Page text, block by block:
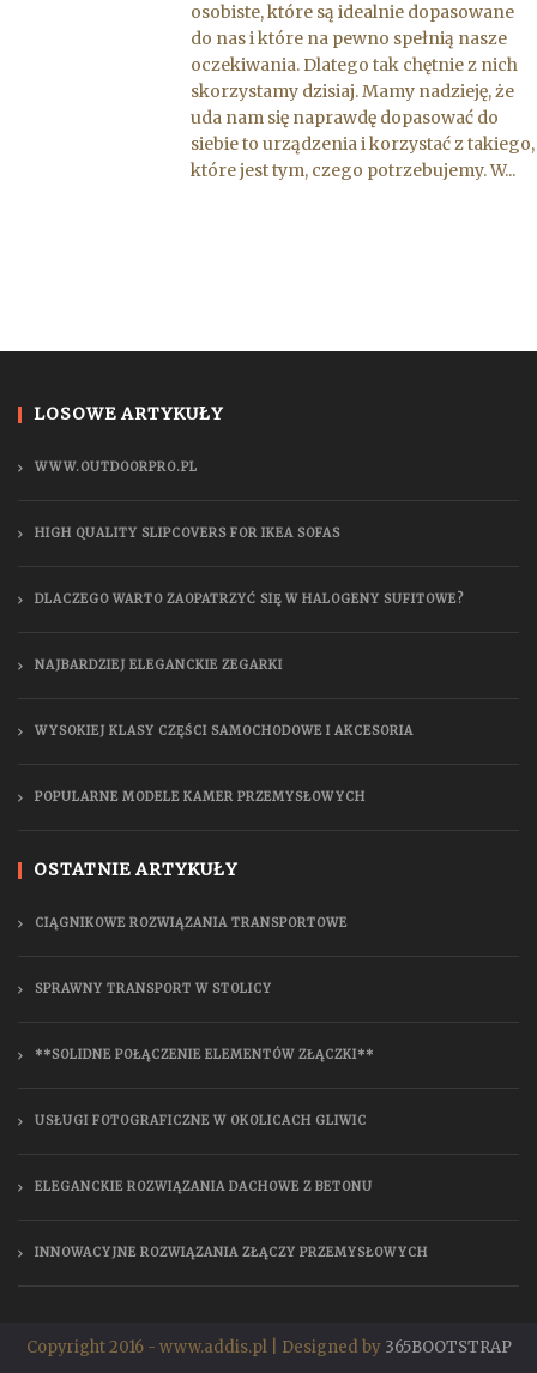
osobiste, które są idealnie dopasowane
do nas i które na pewno spełnią nasze
oczekiwania. Dlatego tak chętnie z nich
skorzystamy dzisiaj. Mamy nadzieję, że
uda nam się naprawdę dopasować do
siebie to urządzenia i korzystać z takiego,
które jest tym, czego potrzebujemy. W...
LOSOWE ARTYKUŁY
WWW.OUTDOORPRO.PL
HIGH QUALITY SLIPCOVERS FOR IKEA SOFAS
DLACZEGO WARTO ZAOPATRZYĆ SIĘ W HALOGENY SUFITOWE?
NAJBARDZIEJ ELEGANCKIE ZEGARKI
WYSOKIEJ KLASY CZĘŚCI SAMOCHODOWE I AKCESORIA
POPULARNE MODELE KAMER PRZEMYSŁOWYCH
OSTATNIE ARTYKUŁY
CIĄGNIKOWE ROZWIĄZANIA TRANSPORTOWE
SPRAWNY TRANSPORT W STOLICY
**SOLIDNE POŁĄCZENIE ELEMENTÓW ZŁĄCZKI**
USŁUGI FOTOGRAFICZNE W OKOLICACH GLIWIC
ELEGANCKIE ROZWIĄZANIA DACHOWE Z BETONU
INNOWACYJNE ROZWIĄZANIA ZŁĄCZY PRZEMYSŁOWYCH
Copyright 2016 - www.addis.pl | Designed by 365BOOTSTRAP